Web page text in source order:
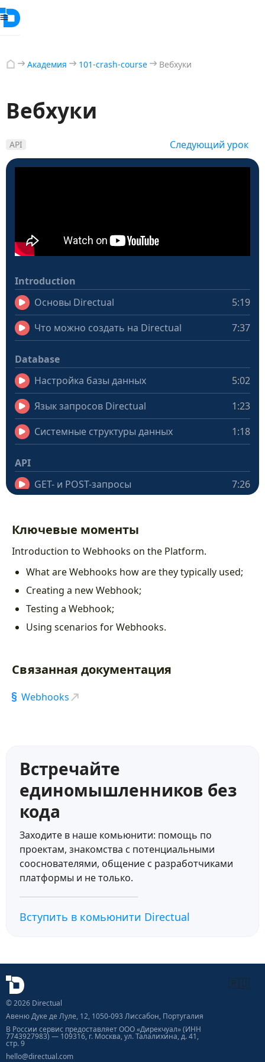
Академия 101-crash-course Вебхуки
Вебхуки
API Следующий урок
Introduction
Основы Directual
5:19
Что можно создать на Directual
7:37
Database
Настройка базы данных
5:02
Язык запросов Directual
1:23
Системные структуры данных
1:18
API
GET- и POST-запросы
7:26
Вебхуки
Параметры запросов
Web-pages
Основные настройки веб-страниц
Параметры и подстраницы
Фильтры для карточек/таблиц
1:50
Scenarios
Основы сценариев Directual
Глобальные и контекстные переменные
6:56
Настройка шагов. Часть 1
Настройка шагов. Часть 2
Скоро добавим ещё материалы…
Ключевые моменты
Introduction to Webhooks on the Platform.
What are Webhooks how are they typically used;
Creating a new Webhook;
Testing a Webhook;
Using scenarios for Webhooks.
Связанная документация
Webhooks
Встречайте
единомышленников без
кода
Заходите в наше комьюнити: помощь по
проектам, знакомства с потенциальными
сооснователями, общение с разработчиками
платформы и не только.
Вступить в комьюнити Directual
© 2026 Directual
Авеню Дуке де Луле, 12, 1050-093 Лиссабон, Португалия
В России сервис предоставляет ООО «Дирекчуал» (ИНН
7743927983) — 109316, г. Москва, ул. Талалихина, д. 41,
стр. 9
hello@directual.com
🇷🇺